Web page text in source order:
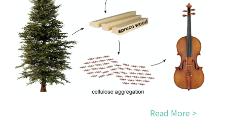
Read More >